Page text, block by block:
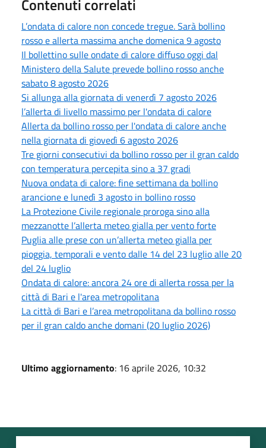
Contenuti correlati
L’ondata di calore non concede tregue. Sarà bollino
rosso e allerta massima anche domenica 9 agosto
Il bollettino sulle ondate di calore diffuso oggi dal
Ministero della Salute prevede bollino rosso anche
sabato 8 agosto 2026
Si allunga alla giornata di venerdì 7 agosto 2026
l’allerta di livello massimo per l'ondata di calore
Allerta da bollino rosso per l'ondata di calore anche
nella giornata di giovedì 6 agosto 2026
Tre giorni consecutivi da bollino rosso per il gran caldo
con temperatura percepita sino a 37 gradi
Nuova ondata di calore: fine settimana da bollino
arancione e lunedì 3 agosto in bollino rosso
La Protezione Civile regionale proroga sino alla
mezzanotte l’allerta meteo gialla per vento forte
Puglia alle prese con un’allerta meteo gialla per
pioggia, temporali e vento dalle 14 del 23 luglio alle 20
del 24 luglio
Ondata di calore: ancora 24 ore di allerta rossa per la
città di Bari e l'area metropolitana
La città di Bari e l’area metropolitana da bollino rosso
per il gran caldo anche domani (20 luglio 2026)
Ultimo aggiornamento: 16 aprile 2026, 10:32